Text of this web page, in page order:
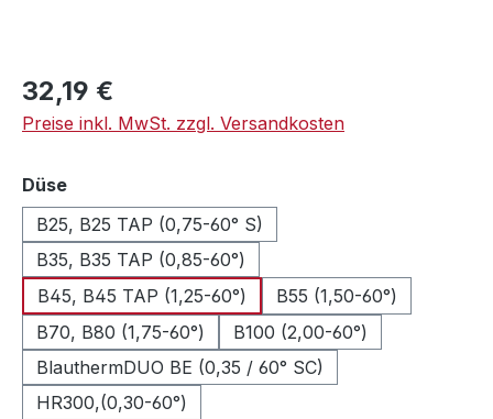
Regulärer Preis:
32,19 €
Preise inkl. MwSt. zzgl. Versandkosten
Düseauswählen
B25, B25 TAP (0,75-60° S)
B35, B35 TAP (0,85-60°)
B45, B45 TAP (1,25-60°)
B55 (1,50-60°)
B70, B80 (1,75-60°)
B100 (2,00-60°)
BlauthermDUO BE (0,35 / 60° SC)
HR300,(0,30-60°)